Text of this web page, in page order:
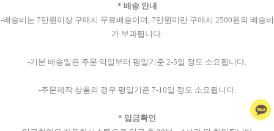
* 배송 안내
-배송비는 7만원이상 구매시 무료배송이며, 7만원미만 구매시 2500원의 배송비
가 부과됩니다.
-기본 배송일은 주문 익일부터 평일기준 2-5일 정도 소요됩니다.
-주문제작 상품의 경우 평일기준 7-10일 정도 소요됩니다.
* 입금확인